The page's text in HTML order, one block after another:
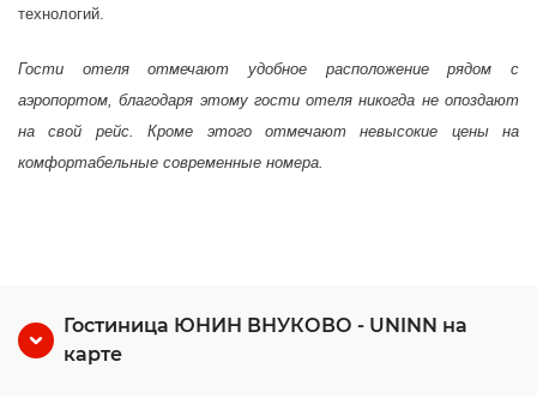
технологий.
Гости отеля отмечают удобное расположение рядом с
аэропортом, благодаря этому гости отеля никогда не опоздают
на свой рейс. Кроме этого отмечают невысокие цены на
комфортабельные современные номера.
Гостиница ЮНИН ВНУКОВО - UNINN на
карте